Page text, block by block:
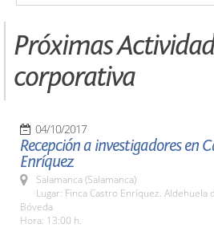
Próximas
corporativa
04/10/2017
Recepción a investigadores en
Enríquez
Salamanca (Salamanca)
Lugar: Finca Castro Enríquez. Aldehuela
Bóveda
Hora: 13:00 h.